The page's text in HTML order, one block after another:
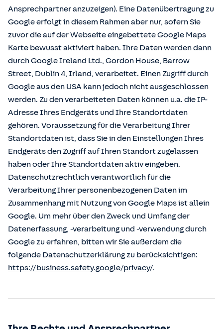
Ansprechpartner anzuzeigen). Eine Datenübertragung zu
Google erfolgt in diesem Rahmen aber nur, sofern Sie
zuvor die auf der Webseite eingebettete Google Maps
Karte bewusst aktiviert haben. Ihre Daten werden dann
durch Google Ireland Ltd., Gordon House, Barrow
Street, Dublin 4, Irland, verarbeitet. Einen Zugriff durch
Google aus den USA kann jedoch nicht ausgeschlossen
werden. Zu den verarbeiteten Daten können u.a. die IP-
Adresse Ihres Endgeräts und Ihre Standortdaten
gehören. Voraussetzung für die Verarbeitung Ihrer
Standortdaten ist, dass Sie in den Einstellungen Ihres
Endgeräts den Zugriff auf Ihren Standort zugelassen
haben oder Ihre Standortdaten aktiv eingeben.
Datenschutzrechtlich verantwortlich für die
Verarbeitung Ihrer personenbezogenen Daten im
Zusammenhang mit Nutzung von Google Maps ist allein
Google. Um mehr über den Zweck und Umfang der
Datenerfassung, -verarbeitung und -verwendung durch
Google zu erfahren, bitten wir Sie außerdem die
folgende Datenschutzerklärung zu berücksichtigen:
https://business.safety.google/privacy/.